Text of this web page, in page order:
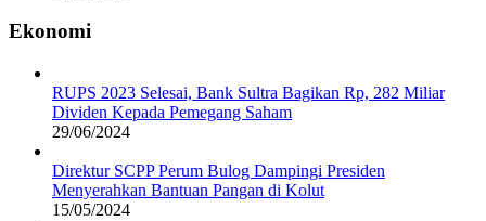
Ekonomi
RUPS 2023 Selesai, Bank Sultra Bagikan Rp, 282 Miliar
Dividen Kepada Pemegang Saham
29/06/2024
Direktur SCPP Perum Bulog Dampingi Presiden
Menyerahkan Bantuan Pangan di Kolut
15/05/2024